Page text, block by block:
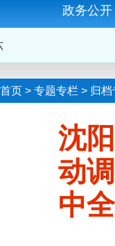
政务公开
首页 > 专题专栏 > 归档
沈
动
中